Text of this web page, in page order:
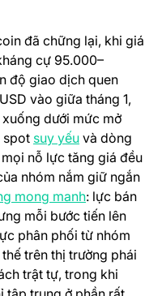
đã chững lại, khi giá
cự 95.000–
độ giao dịch quen
vào giữa tháng 1,
xuống dưới mức mở
spot suy yếu(opens in a
và dòng
in a new tab)
mọi nỗ lực tăng giá đều
nhóm nắm giữ ngắn
mong manh(opens in a
: lực bán
mỗi bước tiến lên
phân phối từ nhóm
trên thị trường phái
trật tự, trong khi